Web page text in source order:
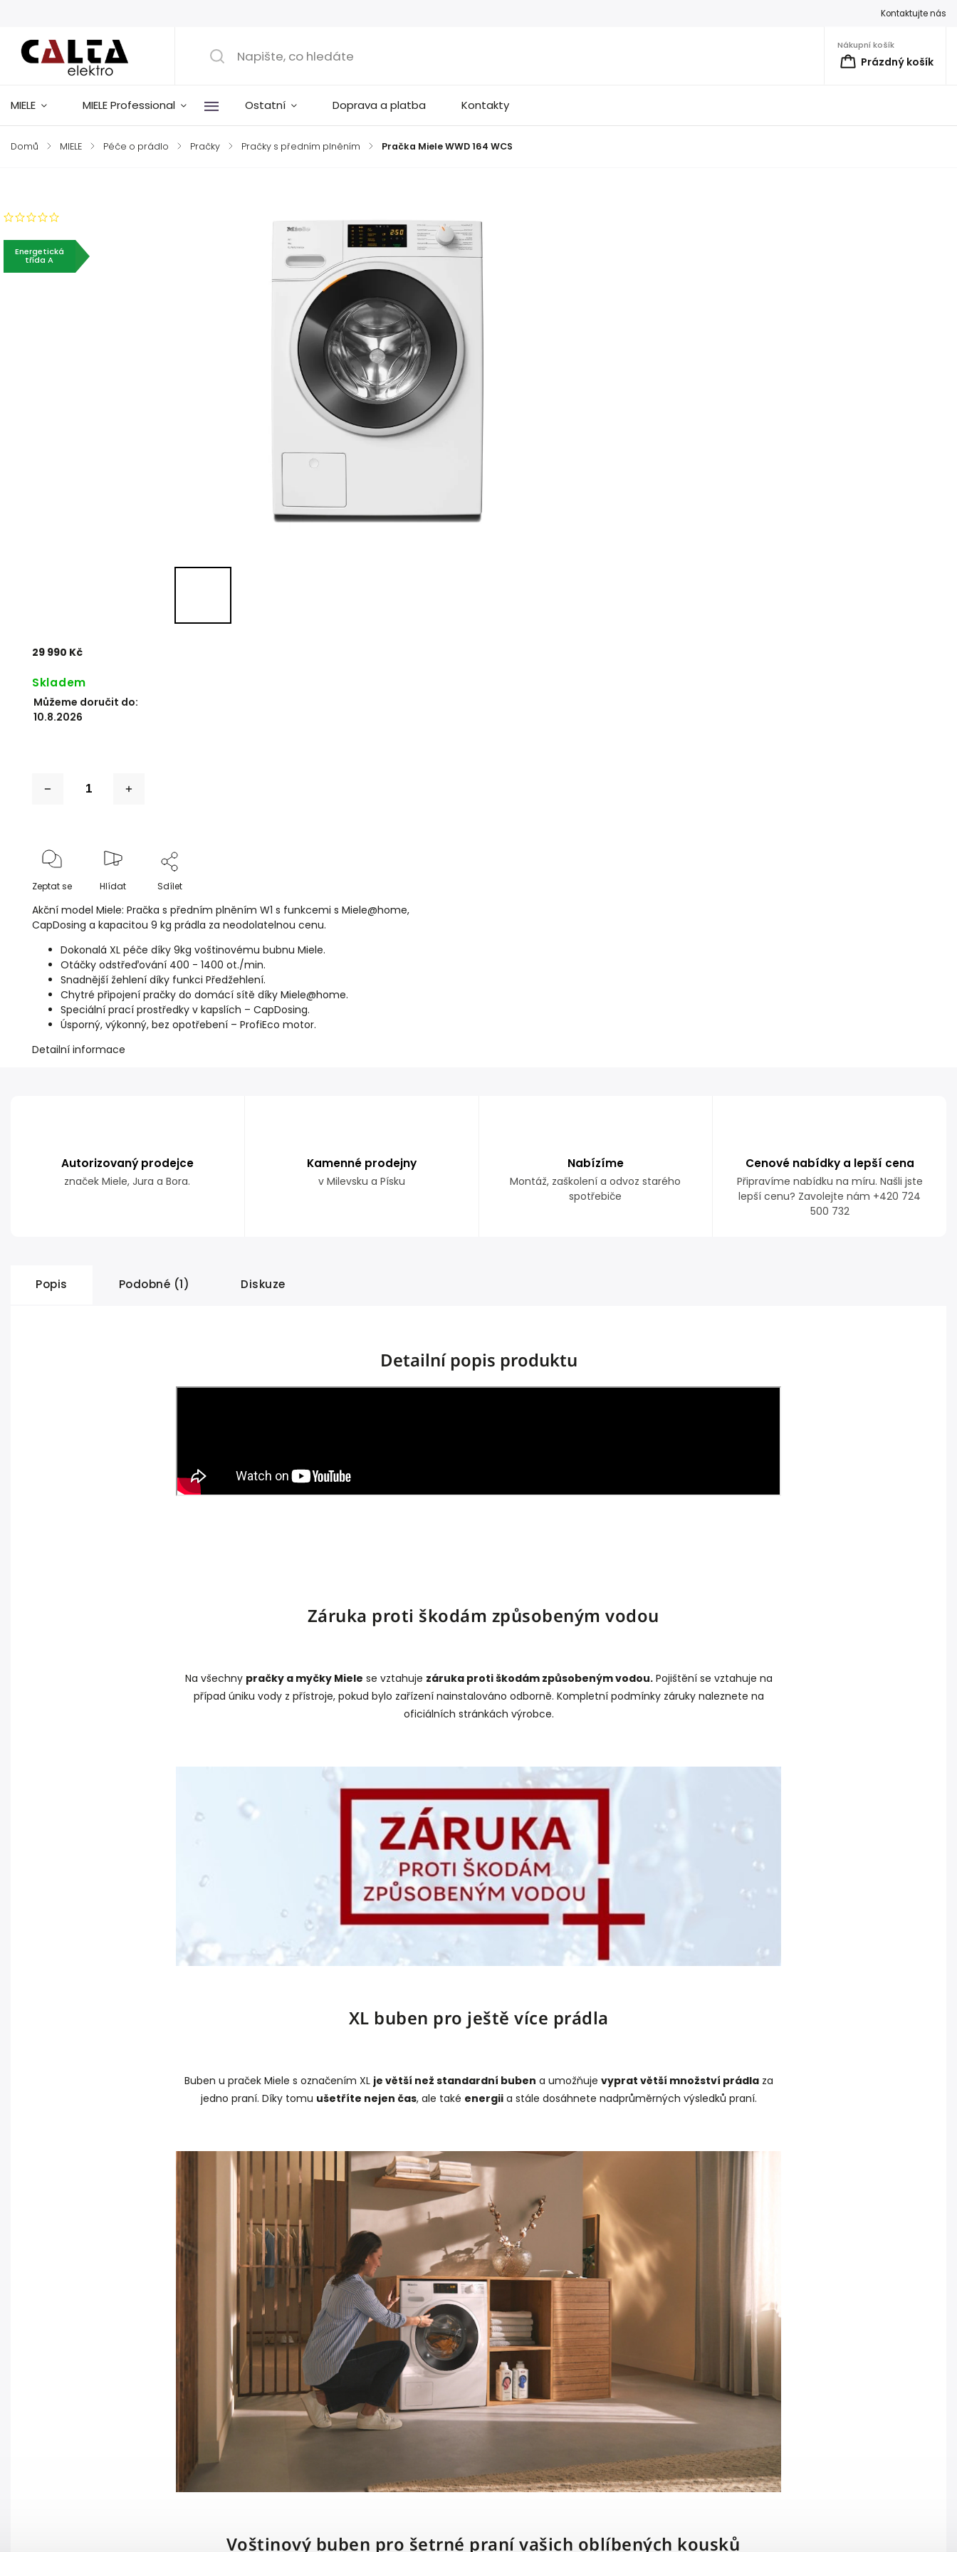
Kontaktujte nás
Nákupní košík
Prázdný košík
MIELE MIELE Professional Ostatní Doprava a platba Kontakty
Domů / MIELE / Péče o prádlo / Pračky / Pračky s předním plněním / Pračka Miele WWD 164 WCS
Energetická
třída A
29 990 Kč
Skladem
Můžeme doručit do:
10.8.2026
Zeptat se Hlídat Sdílet
Akční model Miele: Pračka s předním plněním W1 s funkcemi s Miele@home,
CapDosing a kapacitou 9 kg prádla za neodolatelnou cenu.
Dokonalá XL péče díky 9kg voštinovému bubnu Miele.
Otáčky odstřeďování 400 - 1400 ot./min.
Snadnější žehlení díky funkci Předžehlení.
Chytré připojení pračky do domácí sítě díky Miele@home.
Speciální prací prostředky v kapslích – CapDosing.
Úsporný, výkonný, bez opotřebení – ProfiEco motor.
Detailní informace
Autorizovaný prodejce
značek Miele, Jura a Bora.
Kamenné prodejny
v Milevsku a Písku
Nabízíme
Montáž, zaškolení a odvoz starého
spotřebiče
Cenové nabídky a lepší cena
Připravíme nabídku na míru. Našli jste
lepší cenu? Zavolejte nám +420 724
500 732
Popis Podobné (1) Diskuze
Detailní popis produktu
Záruka proti škodám způsobeným vodou
Na všechny pračky a myčky Miele se vztahuje záruka proti škodám způsobeným vodou.Pojištění se vztahuje na
případ úniku vody z přístroje, pokud bylo zařízení nainstalováno odborně. Kompletní podmínky záruky naleznete na
oficiálních stránkách výrobce.
XL buben pro ještě více prádla
Buben u praček Miele s označením XL je větší než standardní buben a umožňuje vyprat větší množství prádlaza
jedno praní. Díky tomu ušetříte nejen čas, ale také energiia stále dosáhnete nadprůměrných výsledků praní.
Voštinový buben pro šetrné praní vašich oblíbených kousků